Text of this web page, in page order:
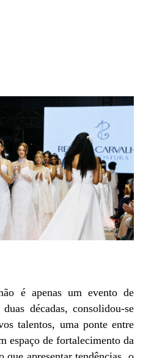
é apenas um evento de
décadas, consolidou-se
talentos, uma ponte entre
espaço de fortalecimento da